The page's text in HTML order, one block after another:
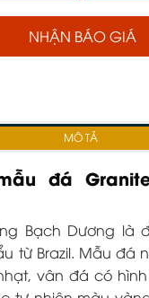
NHẬN BÁO GIÁ
MÔ TẢ
đá
Bạch Dương là
từ Brazil. Mẫu đá
vân đá có